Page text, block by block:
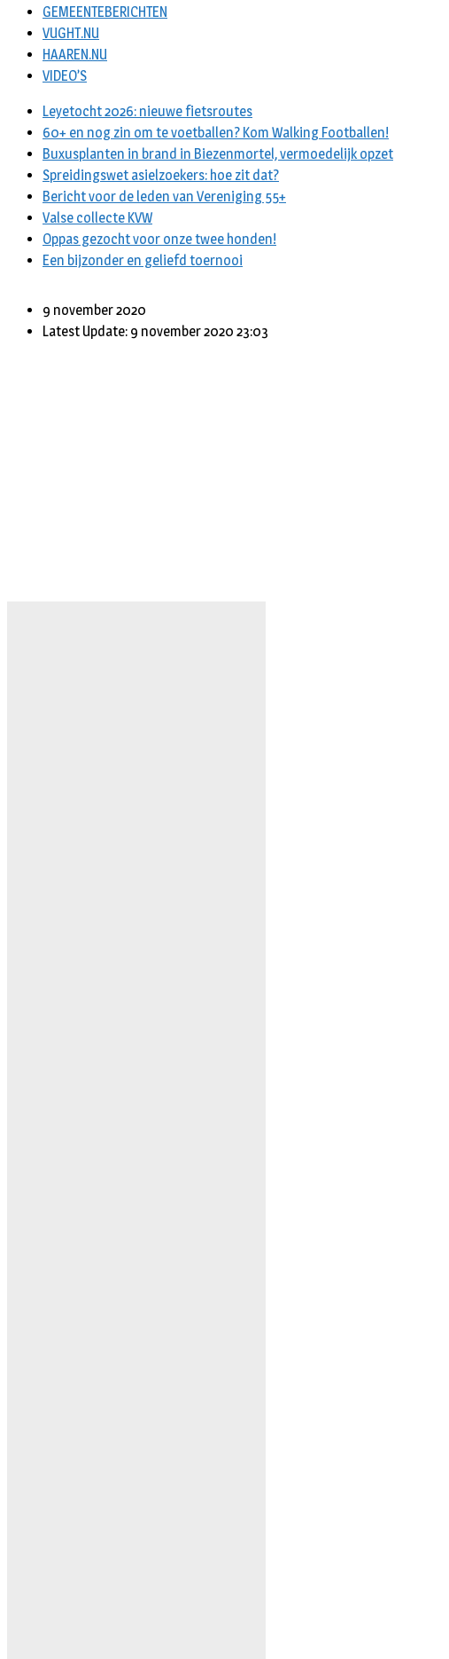
GEMEENTEBERICHTEN
VUGHT.NU
HAAREN.NU
VIDEO’S
Leyetocht 2026: nieuwe fietsroutes
60+ en nog zin om te voetballen? Kom Walking Footballen!
Buxusplanten in brand in Biezenmortel, vermoedelijk opzet
Spreidingswet asielzoekers: hoe zit dat?
Bericht voor de leden van Vereniging 55+
Valse collecte KVW
Oppas gezocht voor onze twee honden!
Een bijzonder en geliefd toernooi
9 november 2020
Latest Update: 9 november 2020 23:03